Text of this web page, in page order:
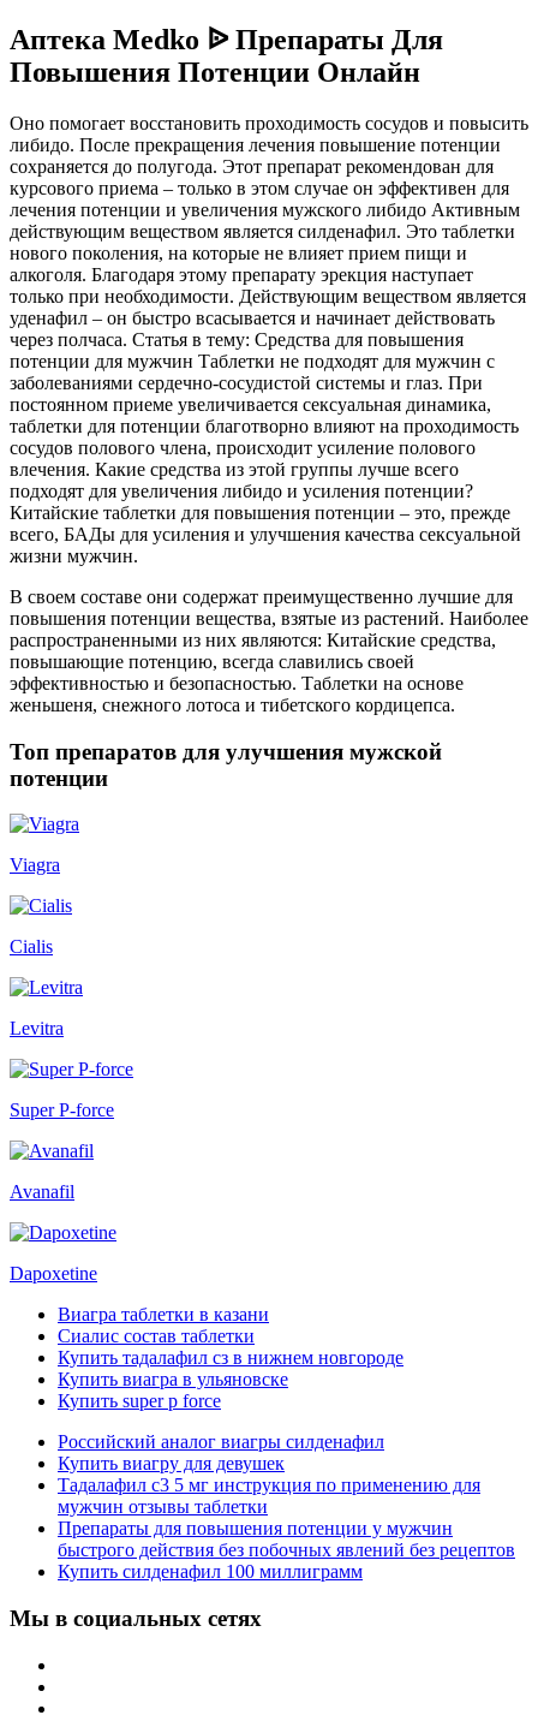
Аптека Medko ᐉ Препараты Для
Повышения Потенции Онлайн
Оно помогает восстановить проходимость сосудов и повысить
либидо. После прекращения лечения повышение потенции
сохраняется до полугода. Этот препарат рекомендован для
курсового приема – только в этом случае он эффективен для
лечения потенции и увеличения мужского либидо Активным
действующим веществом является силденафил. Это таблетки
нового поколения, на которые не влияет прием пищи и
алкоголя. Благодаря этому препарату эрекция наступает
только при необходимости. Действующим веществом является
уденафил – он быстро всасывается и начинает действовать
через полчаса. Статья в тему: Средства для повышения
потенции для мужчин Таблетки не подходят для мужчин с
заболеваниями сердечно-сосудистой системы и глаз. При
постоянном приеме увеличивается сексуальная динамика,
таблетки для потенции благотворно влияют на проходимость
сосудов полового члена, происходит усиление полового
влечения. Какие средства из этой группы лучше всего
подходят для увеличения либидо и усиления потенции?
Китайские таблетки для повышения потенции – это, прежде
всего, БАДы для усиления и улучшения качества сексуальной
жизни мужчин.
В своем составе они содержат преимущественно лучшие для
повышения потенции вещества, взятые из растений. Наиболее
распространенными из них являются: Китайские средства,
повышающие потенцию, всегда славились своей
эффективностью и безопасностью. Таблетки на основе
женьшеня, снежного лотоса и тибетского кордицепса.
Топ препаратов для улучшения мужской
потенции
Viagra
Cialis
Levitra
Super P-force
Avanafil
Dapoxetine
Виагра таблетки в казани
Сиалис состав таблетки
Купить тадалафил сз в нижнем новгороде
Купить виагра в ульяновске
Купить super p force
Российский аналог виагры силденафил
Купить виагру для девушек
Тадалафил с3 5 мг инструкция по применению для
мужчин отзывы таблетки
Препараты для повышения потенции у мужчин
быстрого действия без побочных явлений без рецептов
Купить силденафил 100 миллиграмм
Мы в социальных сетях